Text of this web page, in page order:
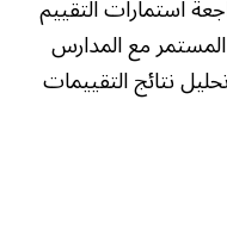
استمارات التقييم
المستمر مع المدارس
نتائج التقييمات